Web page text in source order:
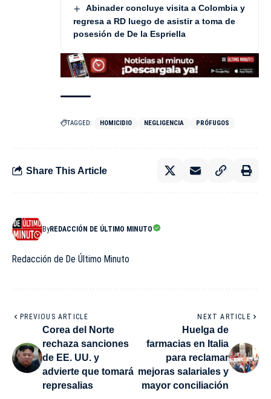
Abinader concluye visita a Colombia y
regresa a RD luego de asistir a toma de
posesión de De la Espriella
TAGGED: HOMICIDIO NEGLIGENCIA PRÓFUGOS
Share This Article
ByREDACCIÓN DE ÚLTIMO MINUTO
Redacción de De Último Minuto
PREVIOUS ARTICLE
Corea del Norte
rechaza sanciones
de EE. UU. y
advierte que tomará
represalias
NEXT ARTICLE
Huelga de
farmacias en Italia
para reclamar
mejoras salariales y
mayor conciliación